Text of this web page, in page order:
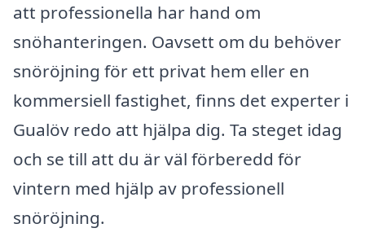
att professionella har hand om
snöhanteringen. Oavsett om du behöver
snöröjning för ett privat hem eller en
kommersiell fastighet, finns det experter i
Gualöv redo att hjälpa dig. Ta steget idag
och se till att du är väl förberedd för
vintern med hjälp av professionell
snöröjning.